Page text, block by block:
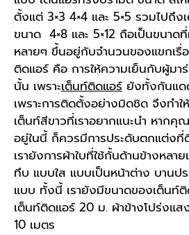
ตั้งแต่ 3×3 4×4 และ 5×5 รวมไปถึ
ขนาด 4×8 และ 5×12 ถือเป็นขนา
หลายๆ ขึ้นอยู่กับจำนวนของแขกเ
ติดแอร์ คือ การให้ความเย็นกับผู้มา
นั้น เพราะเต็นท์ติดแอร์ ยังทั้งกันแด
เพราะการติดตั้งอย่างมิดชิด จึงทำใ
เต็นท์สีขาวที่เราอยากแนะนำ หาก
อยู่ในนี้ ก็ควรมีการประดับตกแต่ง
เรายังการผ้าใบที่ใช้กั้นด้านข้างหล
ทึบ แบบใส แบบเป็นหน้าต่าง บานป
แบบ ทั้งนี้ เรายังมีขนาดของเต็นท์
เต็นท์ติดแอร์ 20 ม. ผ้าข้างโปร่งแส
10 เมตร